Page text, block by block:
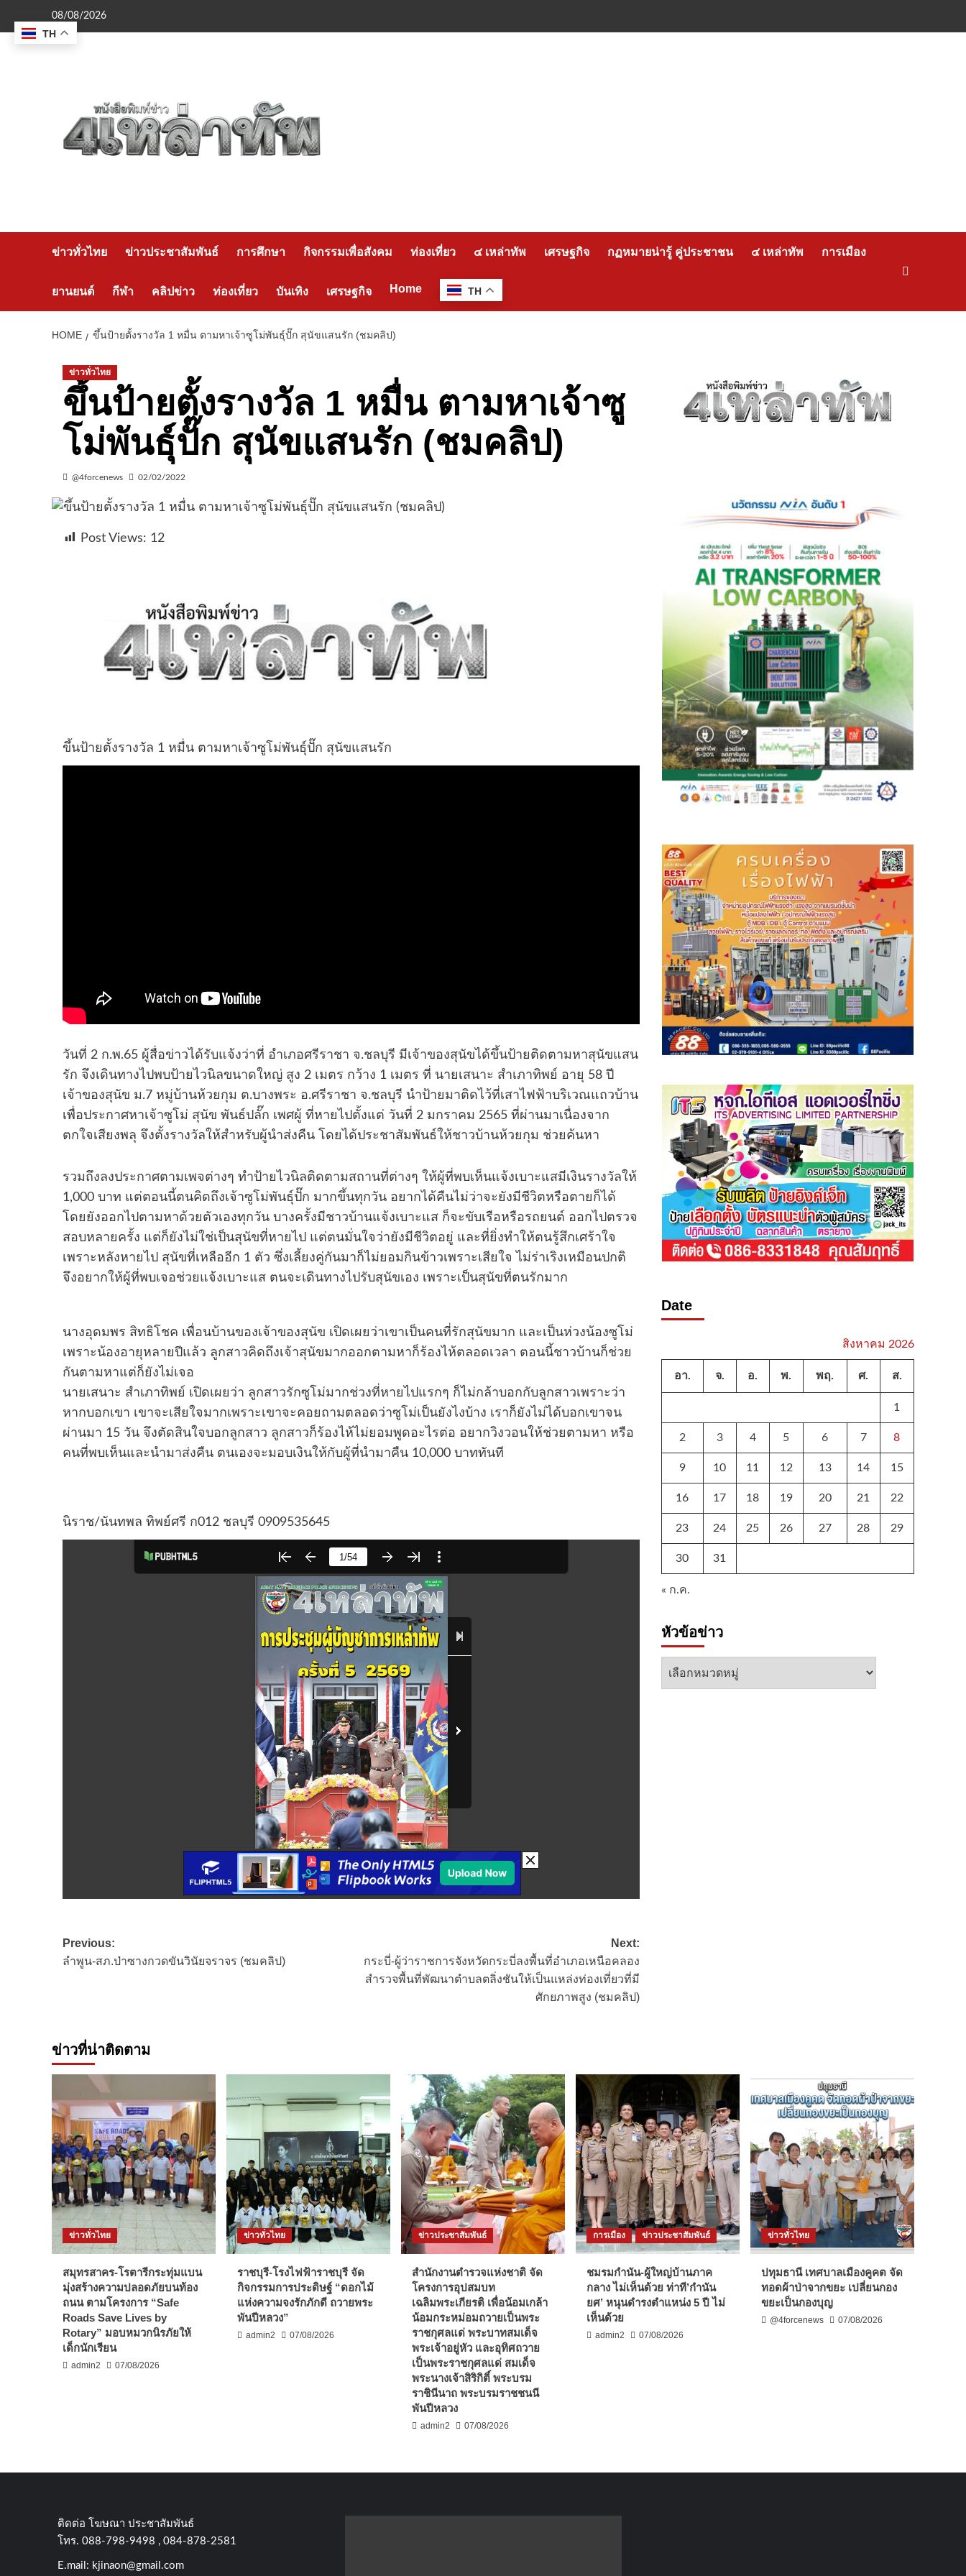
content
08/08/2026
ข่าวทั่วไทย ข่าวประชาสัมพันธ์ การศึกษา กิจกรรมเพื่อสังคม ท่องเที่ยว ๔ เหล่าทัพ เศรษฐกิจ กฏหมายน่ารู้ คู่ประชาชน ๔ เหล่าทัพ การเมือง
ยานยนต์ กีฬา คลิปข่าว ท่องเที่ยว บันเทิง เศรษฐกิจ Home TH
HOME ขึ้นป้ายตั้งรางวัล 1 หมื่น ตามหาเจ้าซูโม่พันธุ์ปั๊ก สุนัขแสนรัก (ชมคลิป)
ข่าวทั่วไทย
ขึ้นป้ายตั้งรางวัล 1 หมื่น ตามหาเจ้าซู
โม่พันธุ์ปั๊ก สุนัขแสนรัก (ชมคลิป)
@4forcenews 02/02/2022
Post Views: 12
ขึ้นป้ายตั้งรางวัล 1 หมื่น ตามหาเจ้าซูโม่พันธุ์ปั๊ก สุนัขแสนรัก
วันที่ 2 ก.พ.65 ผู้สื่อข่าวได้รับแจ้งว่าที่ อำเภอศรีราชา จ.ชลบุรี มีเจ้าของสุนัขได้ขึ้นป้ายติดตามหาสุนัขแสน
รัก จึงเดินทางไปพบป้ายไวนิลขนาดใหญ่ สูง 2 เมตร กว้าง 1 เมตร ที่ นายเสนาะ สำเภาทิพย์ อายุ 58 ปี
เจ้าของสุนัข ม.7 หมู่บ้านห้วยกุม ต.บางพระ อ.ศรีราชา จ.ชลบุรี นำป้ายมาติดไว้ที่เสาไฟฟ้าบริเวณแถวบ้าน
เพื่อประกาศหาเจ้าซูโม่ สุนัข พันธ์ปลั๊ก เพศผู้ ที่หายไปตั้งแต่ วันที่ 2 มกราคม 2565 ที่ผ่านมาเนื่องจาก
ตกใจเสียงพลุ จึงตั้งรางวัลให้สำหรับผู้นำส่งคืน โดยได้ประชาสัมพันธ์ให้ชาวบ้านห้วยกุม ช่วยค้นหา
รวมถึงลงประกาศตามเพจต่างๆ ทำป้ายไวนิลติดตามสถานที่ต่างๆ ให้ผู้ที่พบเห็นแจ้งเบาะแสมีเงินรางวัลให้
1,000 บาท แต่ตอนนี้ตนคิดถึงเจ้าซูโม่พันธุ์ปั๊ก มากขึ้นทุกวัน อยากได้คืนไม่ว่าจะยังมีชีวิตหรือตายก็ได้
โดยยังออกไปตามหาด้วยตัวเองทุกวัน บางครั้งมีชาวบ้านแจ้งเบาะแส ก็จะขับเรือหรือรถยนต์ ออกไปตรวจ
สอบหลายครั้ง แต่ก็ยังไม่ใช่เป็นสุนัขที่หายไป แต่ตนมั่นใจว่ายังมีชีวิตอยู่ และที่ยิ่งทำให้ตนรู้สึกเศร้าใจ
เพราะหลังหายไป สุนัขที่เหลืออีก 1 ตัว ซึ่งเลี้ยงคู่กันมาก็ไม่ยอมกินข้าวเพราะเสียใจ ไม่ร่าเริงเหมือนปกติ
จึงอยากให้ผู้ที่พบเจอช่วยแจ้งเบาะแส ตนจะเดินทางไปรับสุนัขเอง เพราะเป็นสุนัขที่ตนรักมาก
นางอุดมพร สิทธิโชค เพื่อนบ้านของเจ้าของสุนัข เปิดเผยว่าเขาเป็นคนที่รักสุนัขมาก และเป็นห่วงน้องซูโม่
เพราะน้องอายุหลายปีแล้ว ลูกสาวคิดถึงเจ้าสุนัขมากออกตามหาก็ร้องไห้ตลอดเวลา ตอนนี้ชาวบ้านก็ช่วย
กันตามหาแต่ก็ยังไม่เจอ
นายเสนาะ สำเภาทิพย์ เปิดเผยว่า ลูกสาวรักซูโม่มากช่วงที่หายไปแรกๆ ก็ไม่กล้าบอกกับลูกสาวเพราะว่า
หากบอกเขา เขาจะเสียใจมากเพราะเขาจะคอยถามตลอดว่าซูโม่เป็นยังไงบ้าง เราก็ยังไม่ได้บอกเขาจน
ผ่านมา 15 วัน จึงตัดสินใจบอกลูกสาว ลูกสาวก็ร้องไห้ไม่ยอมพูดอะไรต่อ อยากวิงวอนให้ช่วยตามหา หรือ
คนที่พบเห็นและนำมาส่งคืน ตนเองจะมอบเงินให้กับผู้ที่นำมาคืน 10,000 บาททันที
นิราช/นันทพล ทิพย์ศรี ก012 ชลบุรี 0909535645
Post
navigation
Previous:
ลำพูน-สภ.ป่าซางกวดขันวินัยจราจร (ชมคลิป)
Next:
กระบี่-ผู้ว่าราชการจังหวัดกระบี่ลงพื้นที่อำเภอเหนือคลอง
สำรวจพื้นที่พัฒนาตำบลตลิ่งชันให้เป็นแหล่งท่องเที่ยวที่มี
ศักยภาพสูง (ชมคลิป)
Date
สิงหาคม 2026
อา. จ. อ. พ. พฤ. ศ. ส.
1
2 3 4 5 6 7 8
9 10 11 12 13 14 15
16 17 18 19 20 21 22
23 24 25 26 27 28 29
30 31
« ก.ค.
หัวข้อข่าว
หัวข้อ
ข่าวที่น่าติดตาม
ข่าวทั่วไทย
สมุทรสาคร-โรตารีกระทุ่มแบน
มุ่งสร้างความปลอดภัยบนท้อง
ถนน ตามโครงการ “Safe
Roads Save Lives by
Rotary” มอบหมวกนิรภัยให้
เด็กนักเรียน
admin2 07/08/2026
ข่าวทั่วไทย
ราชบุรี-โรงไฟฟ้าราชบุรี จัด
กิจกรรมการประดิษฐ์ “ดอกไม้
แห่งความจงรักภักดี ถวายพระ
พันปีหลวง”
admin2 07/08/2026
ข่าวประชาสัมพันธ์
สำนักงานตำรวจแห่งชาติ จัด
โครงการอุปสมบท
เฉลิมพระเกียรติ เพื่อน้อมเกล้า
น้อมกระหม่อมถวายเป็นพระ
ราชกุศลแด่ พระบาทสมเด็จ
พระเจ้าอยู่หัว และอุทิศถวาย
เป็นพระราชกุศลแด่ สมเด็จ
พระนางเจ้าสิริกิติ์ พระบรม
ราชินีนาถ พระบรมราชชนนี
พันปีหลวง
admin2 07/08/2026
การเมือง ข่าวประชาสัมพันธ์
ชมรมกำนัน-ผู้ใหญ่บ้านภาค
กลาง ไม่เห็นด้วย ท่าที’กำนัน
ยศ’ หนุนดำรงตำแหน่ง 5 ปี ไม่
เห็นด้วย
admin2 07/08/2026
ข่าวทั่วไทย
ปทุมธานี เทศบาลเมืองคูคต จัด
ทอดผ้าป่าจากขยะ เปลี่ยนกอง
ขยะเป็นกองบุญ
@4forcenews 07/08/2026
ติดต่อ​ โฆษณา​ ประชาสัมพันธ์
โทร​. 088-798-9498 , 084-878-2581
E.mail: kjinaon@gmail.com
TH